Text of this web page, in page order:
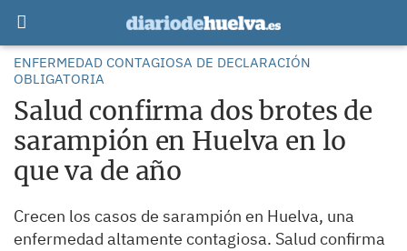
ENFERMEDAD CONTAGIOSA DE DECLARACIÓN
OBLIGATORIA
Salud confirma dos brotes de
sarampión en Huelva en lo
que va de año
Crecen los casos de sarampión en Huelva, una
enfermedad altamente contagiosa. Salud confirma